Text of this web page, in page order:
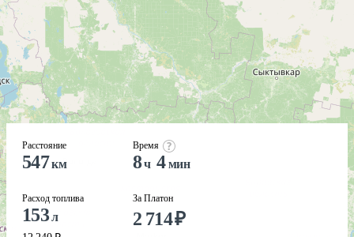
Расстояние
547км
Расход топлива
153л
Время
8ч 4мин
За Платон
2 714₽